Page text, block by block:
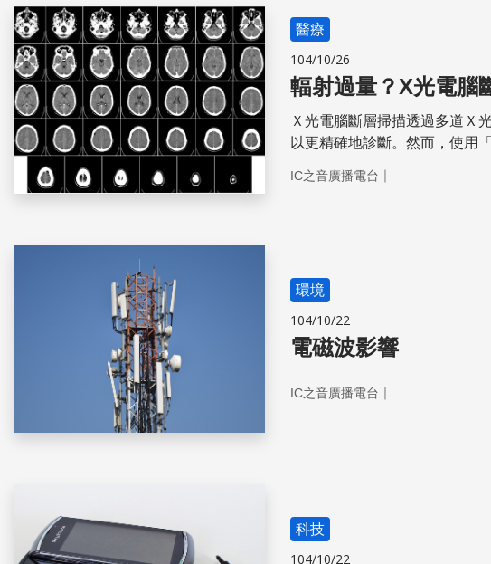
醫療
104/10/26
輻射過量？X光電腦
Ｘ光電腦斷層掃描透過多道Ｘ
以更精確地診斷。然而，使用
IC之音廣播電台 ｜
環境
104/10/22
電磁波影響
IC之音廣播電台 ｜
科技
104/10/22